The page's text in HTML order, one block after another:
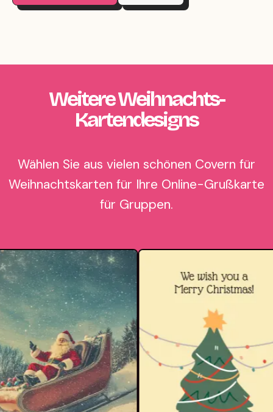
Weitere Weihnachts-
Kartendesigns
Wählen Sie aus vielen schönen Covern für
Weihnachtskarten für Ihre Online-Grußkarte
für Gruppen.